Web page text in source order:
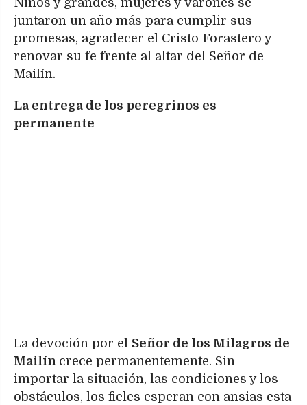
Niños y grandes, mujeres y varones se
juntaron un año más para cumplir sus
promesas, agradecer el Cristo Forastero y
renovar su fe frente al altar del Señor de
Mailín.
La entrega de los peregrinos es
permanente
La devoción por el Señor de los Milagros de
Mailín crece permanentemente. Sin
importar la situación, las condiciones y los
obstáculos, los fieles esperan con ansias esta